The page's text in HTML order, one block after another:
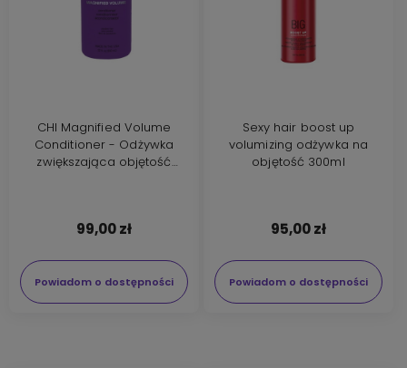
CHI Magnified Volume
Conditioner - Odżywka
zwiększająca objętość
99,00 zł
Powiadom o dostępności
Sexy hair boost up
volumizing odżywka na
objętość 300ml
95,00 zł
Powiadom o dostępności